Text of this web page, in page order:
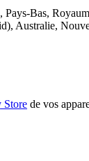
Bas,
Australie,
Store de vos